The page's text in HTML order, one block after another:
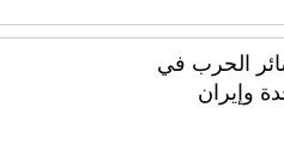
الحرب في
وإيران